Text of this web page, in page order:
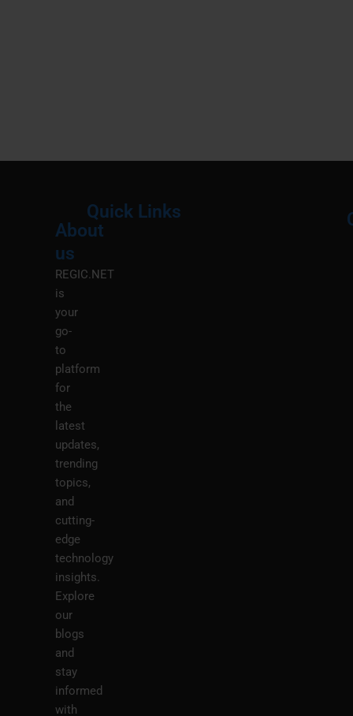
About
us
REGIC.NET
is
your
go-
to
platform
for
the
latest
updates,
trending
topics,
and
cutting-
edge
technology
insights.
Explore
our
blogs
and
stay
informed
with
Quick Links